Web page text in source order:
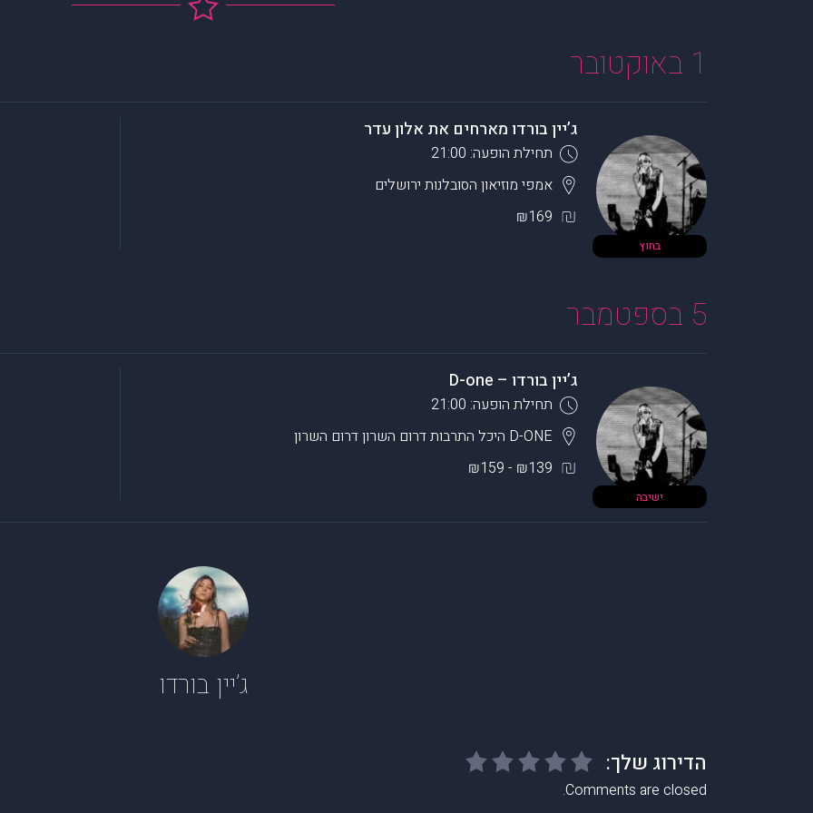
1 באוקטובר
בחוץ
ג’יין בורדו מארחים את אלון עדר
תחילת הופעה: 21:00
אמפי מוזיאון הסובלנות ירושלים
₪169
5 בספטמבר
ישיבה
ג’יין בורדו – D-one
תחילת הופעה: 21:00
D-ONE היכל התרבות דרום השרון
דרום השרון
₪139 - ₪159
ג’יין בורדו
Comments are closed.